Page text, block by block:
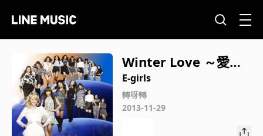
Winter Love ～愛的
贈禮～
E-girls
轉呀轉
2013-11-29